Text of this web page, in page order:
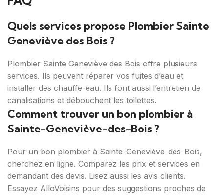
Quels services propose Plombier Sainte
Geneviève des Bois ?
Plombier Sainte Geneviève des Bois offre plusieurs
services. Ils peuvent réparer vos fuites d’eau et
installer des chauffe-eau. Ils font aussi l’entretien de
canalisations et débouchent les toilettes.
Comment trouver un bon plombier à
Sainte-Geneviève-des-Bois ?
Pour un bon plombier à Sainte-Geneviève-des-Bois,
cherchez en ligne. Comparez les prix et services en
demandant des devis. Lisez aussi les avis clients.
Essayez AlloVoisins pour des suggestions proches de